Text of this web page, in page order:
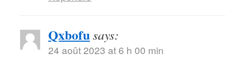
Qxbofusays:
24 août 2023 at 6 h 00 min